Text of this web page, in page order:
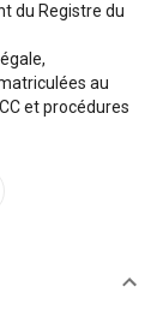
du Registre du
au
et procédures